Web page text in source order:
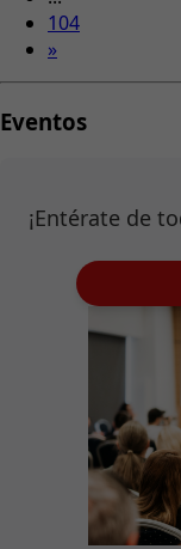
104
»
Eventos
¡Entérate de